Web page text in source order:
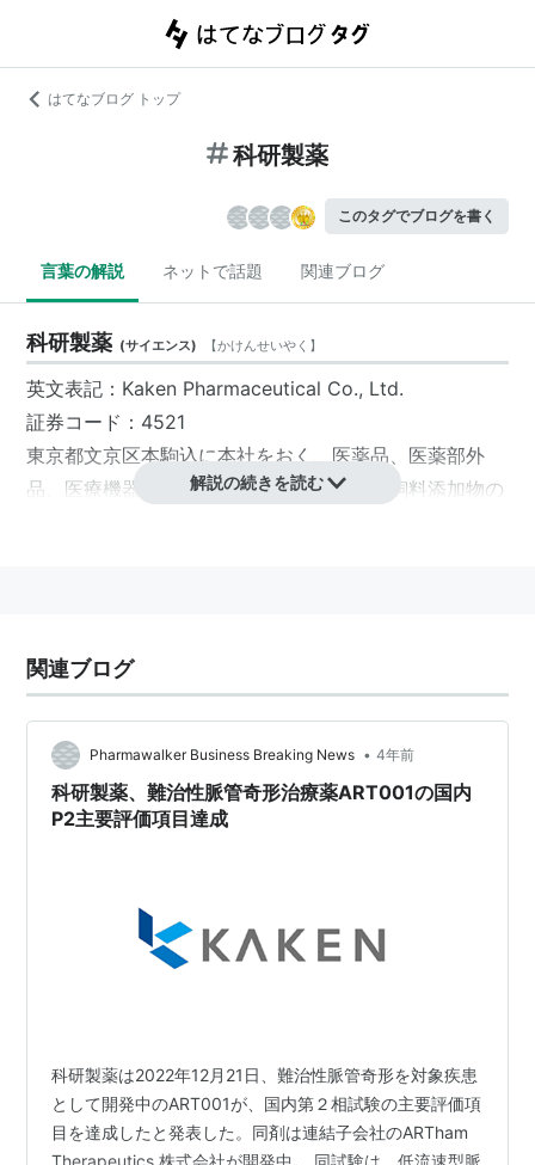
はてなブログ トップ
科研製薬
このタグでブログを書く
言葉の解説 ネットで話題 関連ブログ
科研製薬 (サイエンス) 【かけんせいやく 】
英文表記：Kaken Pharmaceutical Co., Ltd.
証券コード：4521
東京都文京区本駒込に本社をおく、医薬品、医薬部外
品、医療機器、動物用医薬品、農業薬品、飼料添加物の
財団法人「
「株式会社科学研究所」として発足
1952年
「科研化学株式会社」に社名変更
1982年
解説の続きを読む
関連ブログ
Pharmawalker Business Breaking News • 4年前
科研製薬、難治性脈管奇形治療薬ART001の国内
P2主要評価項目達成
科研製薬は2022年12月21日、難治性脈管奇形を対象疾患
として開発中のART001が、国内第２相試験の主要評価項
目を達成したと発表した。同剤は連結子会社のARTham
Therapeutics 株式会社が開発中。 同試験は、低流速型脈